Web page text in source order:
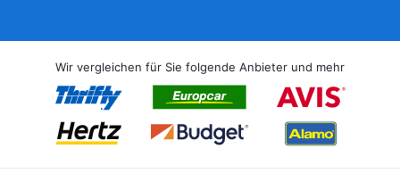
Wir vergleichen für Sie folgende Anbieter und mehr